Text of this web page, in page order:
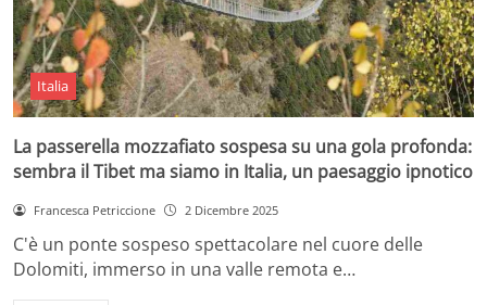
Italia
La passerella mozzafiato sospesa su una gola profonda:
sembra il Tibet ma siamo in Italia, un paesaggio ipnotico
Francesca Petriccione 2 Dicembre 2025
C'è un ponte sospeso spettacolare nel cuore delle
Dolomiti, immerso in una valle remota e…